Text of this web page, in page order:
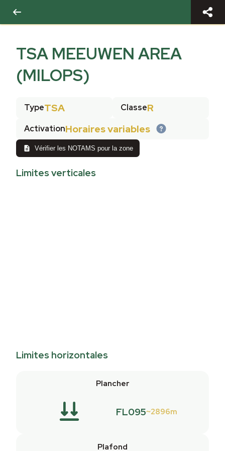
TSA MEEUWEN AREA
(MILOPS)
TypeTSA ClasseR
ActivationHoraires variables
Vérifier les NOTAMS pour la zone
Limites verticales
Limites horizontales
Plancher
FL095 2896m
Plafond